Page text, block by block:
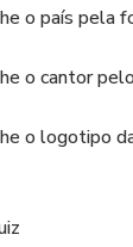
o país pela
o cantor
o logotipo